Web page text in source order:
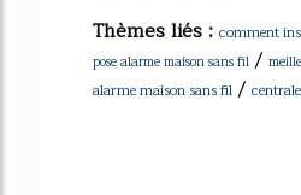
Thèmes liés : comment
pose alarme maison sans fil /
alarme maison sans fil /